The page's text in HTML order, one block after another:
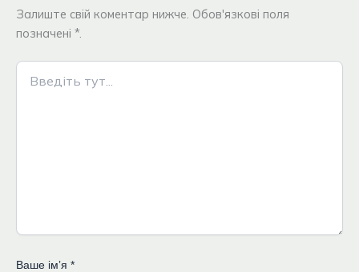
Залиште свій коментар нижче. Обов'язкові поля
позначені *.
Введіть
тут...
Ваше імʼя *